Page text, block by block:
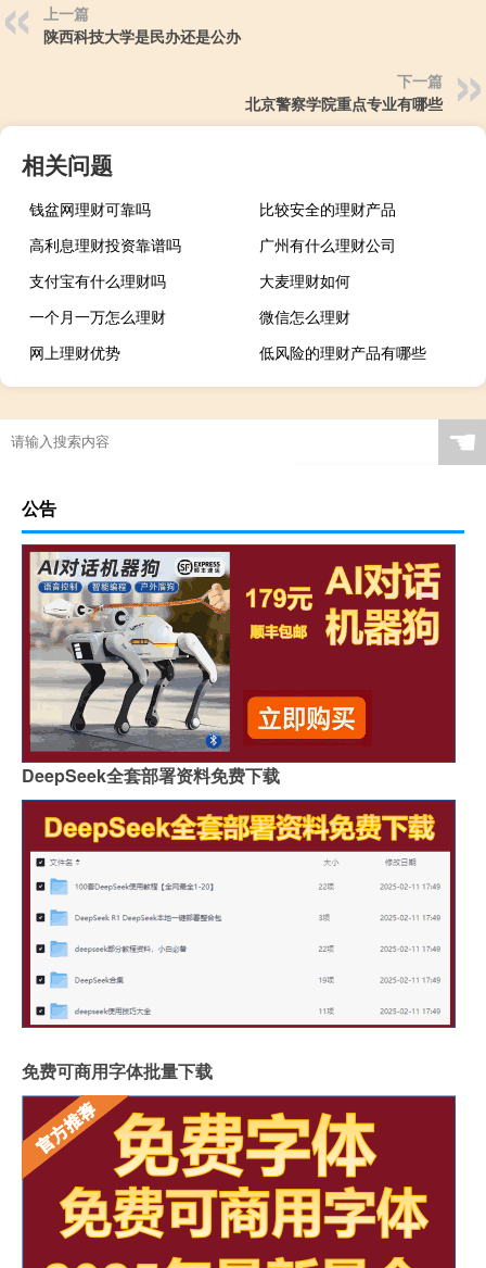
上一篇
陕西科技大学是民办还是公办
下一篇
北京警察学院重点专业有哪些
相关问题
钱盆网理财可靠吗
比较安全的理财产品
高利息理财投资靠谱吗
广州有什么理财公司
支付宝有什么理财吗
大麦理财如何
一个月一万怎么理财
微信怎么理财
网上理财优势
低风险的理财产品有哪些
☚
公告
DeepSeek全套部署资料免费下载
免费可商用字体批量下载